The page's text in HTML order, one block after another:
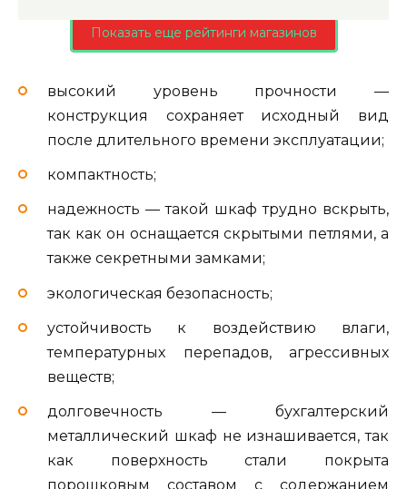
Показать еще рейтинги магазинов
высокий уровень прочности —
конструкция сохраняет исходный вид
после длительного времени эксплуатации;
компактность;
надежность — такой шкаф трудно вскрыть,
так как он оснащается скрытыми петлями, а
также секретными замками;
экологическая безопасность;
устойчивость к воздействию влаги,
температурных перепадов, агрессивных
веществ;
долговечность — бухгалтерский
металлический шкаф не изнашивается, так
как поверхность стали покрыта
порошковым составом с содержанием